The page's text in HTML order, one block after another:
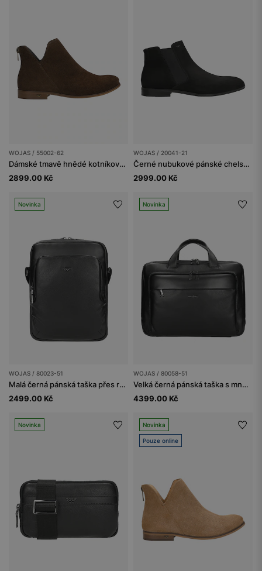
WOJAS / 55002-62
Dámské tmavě hnědé kotníkové boty na zip
2899.00 Kč
WOJAS / 20041-21
Černé nubukové pánské chelsea boty
2999.00 Kč
Novinka
WOJAS / 80023-51
Malá černá pánská taška přes rameno
2499.00 Kč
Novinka
WOJAS / 80058-51
Velká černá pánská taška s množstvím kapes
4399.00 Kč
Novinka Novinka
Pouze online